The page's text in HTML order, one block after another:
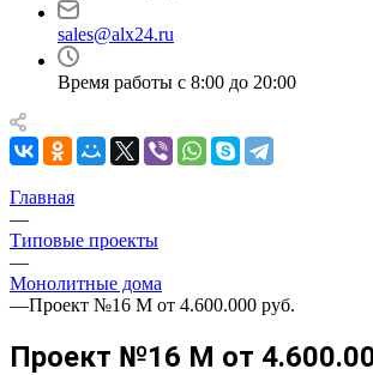
sales@alx24.ru
Время работы с 8:00 до 20:00
Главная
—
Типовые проекты
—
Монолитные дома
—Проект №16 М от 4.600.000 руб.
Проект №16 М от